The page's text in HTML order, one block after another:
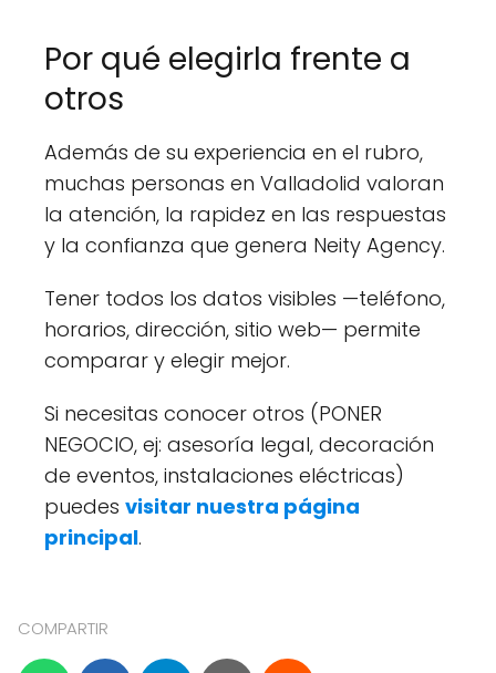
Por qué elegirla frente a
otros
Además de su experiencia en el rubro,
muchas personas en Valladolid valoran
la atención, la rapidez en las respuestas
y la confianza que genera Neity Agency.
Tener todos los datos visibles —teléfono,
horarios, dirección, sitio web— permite
comparar y elegir mejor.
Si necesitas conocer otros (PONER
NEGOCIO, ej: asesoría legal, decoración
de eventos, instalaciones eléctricas)
puedes visitar nuestra página
principal.
COMPARTIR